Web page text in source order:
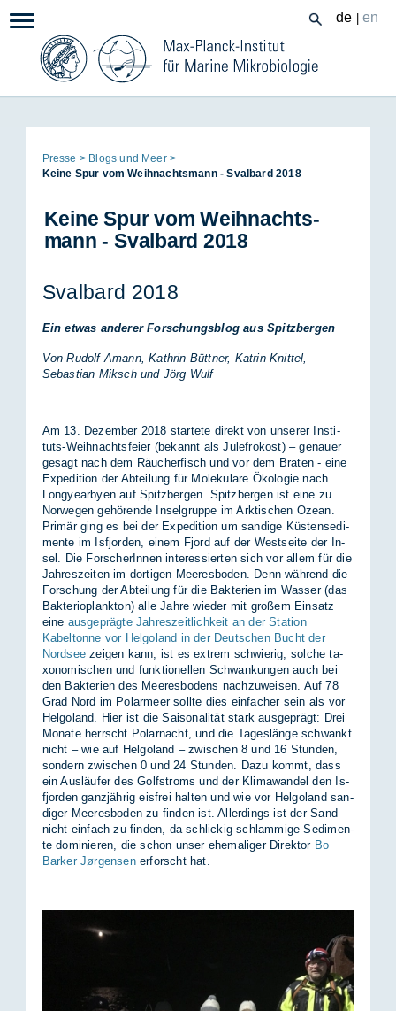
InhaltNavigation: de en
Seitenpfad:
Pres­se
Blogs und Meer
Kei­ne Spur vom Weih­nachts­mann - Sval­bard 2018
Kei­ne Spur vom Weih­nachts­
mann - Sval­bard 2018
Sval­bard 2018
Ein etwas anderer Forschungsblog aus Spitzbergen
Von Rudolf Amann, Kathrin Büttner, Katrin Knittel,
Sebastian Miksch und Jörg Wulf
Am 13. De­zem­ber 2018 star­te­te di­rekt von un­se­rer In­sti­
tuts-Weih­nachts­fei­er (be­kannt als Ju­le­fro­kost) – ge­nau­er
ge­sagt nach dem Räu­cher­fisch und vor dem Bra­ten - eine
Ex­pe­di­ti­on der Ab­tei­lung für Mo­le­ku­la­re Öko­lo­gie nach
Lon­gye­ar­by­en auf Spitz­ber­gen. Spitz­ber­gen ist eine zu
Nor­we­gen ge­hö­ren­de In­sel­grup­pe im Ark­ti­schen Oze­an.
Pri­mär ging es bei der Ex­pe­di­ti­on um san­di­ge Küs­ten­sedi­
men­te im Is­fjor­den, ei­nem Fjord auf der West­sei­te der In­
sel. Die For­sche­rIn­nen in­ter­es­sier­ten sich vor al­lem für die
Jah­res­zei­ten im dor­ti­gen Mee­res­bo­den. Denn wäh­rend die
For­schung der Ab­tei­lung für die Bak­te­ri­en im Was­ser (das
Bak­te­rio­plank­ton) alle Jah­re wie­der mit gro­ßem Ein­satz
eine ausgeprägte Jahreszeitlichkeit an der Station
Kabeltonne vor Helgoland in der Deutschen Bucht der
Nordseezei­gen kann, ist es ex­trem schwie­rig, sol­che ta­
xo­no­mi­schen und funk­tio­nel­len Schwan­kun­gen auch bei
den Bak­te­ri­en des Mee­res­bo­dens nach­zu­wei­sen. Auf 78
Grad Nord im Po­lar­meer soll­te dies ein­fa­cher sein als vor
Hel­go­land. Hier ist die Sai­so­na­li­tät stark aus­ge­prägt: Drei
Mo­na­te herrscht Po­lar­nacht, und die Ta­ges­län­ge schwankt
nicht – wie auf Hel­go­land – zwi­schen 8 und 16 Stun­den,
son­dern zwi­schen 0 und 24 Stun­den. Dazu kommt, dass
ein Aus­läu­fer des Golf­stroms und der Kli­ma­wan­del den Is­
fjor­den ganz­jäh­rig eis­frei hal­ten und wie vor Hel­go­land san­
di­ger Mee­res­bo­den zu fin­den ist. Al­ler­dings ist der Sand
nicht ein­fach zu fin­den, da schli­ckig-schlam­mi­ge Se­di­men­
te do­mi­nie­ren, die schon un­ser ehe­ma­li­ger Di­rek­tor Bo
Barker Jørgensener­forscht hat.